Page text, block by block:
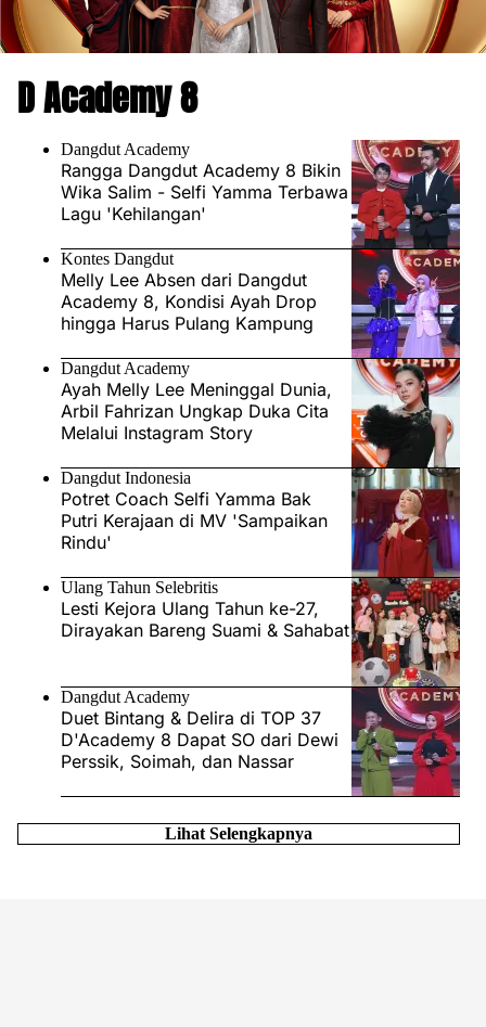
D Academy 8
Dangdut Academy
Rangga Dangdut Academy 8 Bikin
Wika Salim - Selfi Yamma Terbawa
Lagu 'Kehilangan'
Kontes Dangdut
Melly Lee Absen dari Dangdut
Academy 8, Kondisi Ayah Drop
hingga Harus Pulang Kampung
Dangdut Academy
Ayah Melly Lee Meninggal Dunia,
Arbil Fahrizan Ungkap Duka Cita
Melalui Instagram Story
Dangdut Indonesia
Potret Coach Selfi Yamma Bak
Putri Kerajaan di MV 'Sampaikan
Rindu'
Ulang Tahun Selebritis
Lesti Kejora Ulang Tahun ke-27,
Dirayakan Bareng Suami & Sahabat
Dangdut Academy
Duet Bintang & Delira di TOP 37
D'Academy 8 Dapat SO dari Dewi
Perssik, Soimah, dan Nassar
Lihat Selengkapnya